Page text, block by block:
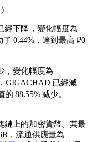
經下降，變化幅度為
0.44%，達到最高 ₽0
，變化幅度為
GIGACHAD 已經減
88.55% 减少。
鏈上的加密貨幣。其最
，流通供應量為